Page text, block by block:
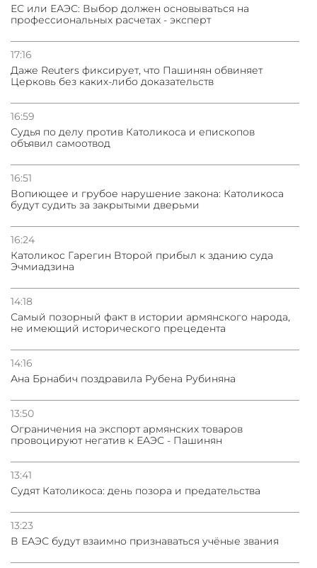
ЕС или ЕАЭС: Выбор должен основываться на
профессиональных расчетах - эксперт
17:16
Даже Reuters фиксирует, что Пашинян обвиняет
Церковь без каких-либо доказательств
16:59
Судья по делу против Католикоса и епископов
объявил самоотвод
16:51
Вопиющее и грубое нарушение закона: Католикоса
будут судить за закрытыми дверьми
16:24
Католикос Гарегин Второй прибыл к зданию суда
Эчмиадзина
14:18
Самый позорный факт в истории армянского народа,
не имеющий исторического прецедента
14:16
Ана Брнабич поздравила Рубена Рубиняна
13:50
Oграничения на экспорт армянских товаров
провоцируют негатив к ЕАЭС - Пашинян
13:41
Судят Католикоса: день позора и предательства
13:23
В ЕАЭС будут взаимно признаваться учёные звания
03.08.2026
31.07.2026
погрануправления СНБ Армении в Тбилиси